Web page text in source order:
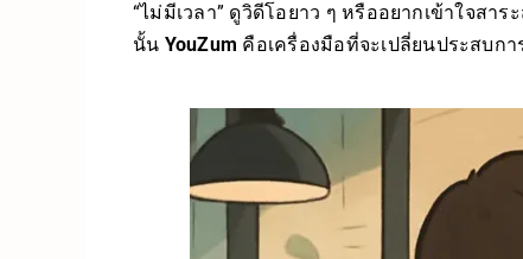
“ไม่มีเวลา” ดูวิดีโอยาว ๆ หรืออยากเข้าใจส
นั้น YouZum คือเครื่องมือที่จะเปลี่ยนประสบก